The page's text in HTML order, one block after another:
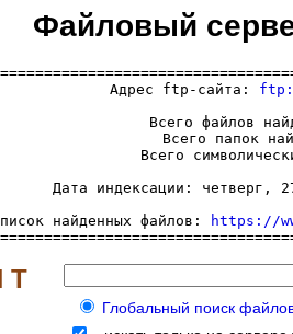
Файловый
  Адрес ftp-сайта:
Всего файлов
Всего папок
Всего
Дата индексации: четверг,
найденных файлов:
https://
Т
Глобальный поиск